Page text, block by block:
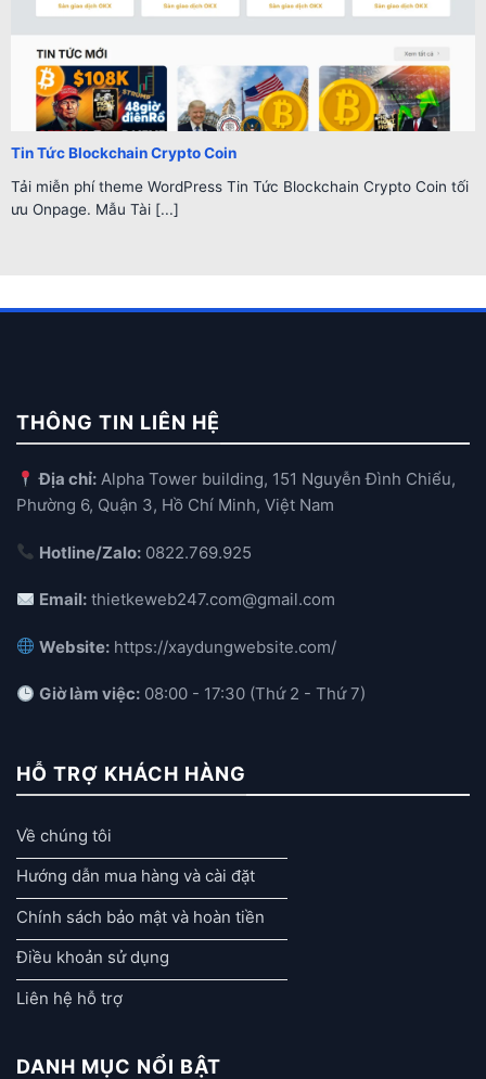
Tin Tức Blockchain Crypto Coin
Tải miễn phí theme WordPress Tin Tức Blockchain Crypto Coin tối
ưu Onpage. Mẫu Tài [...]
THÔNG TIN LIÊN HỆ
Địa chỉ: Alpha Tower building, 151 Nguyễn Đình Chiểu,
Phường 6, Quận 3, Hồ Chí Minh, Việt Nam
Hotline/Zalo: 0822.769.925
Email: thietkeweb247.com@gmail.com
Website: https://xaydungwebsite.com/
Giờ làm việc: 08:00 - 17:30 (Thứ 2 - Thứ 7)
HỖ TRỢ KHÁCH HÀNG
Về chúng tôi
Hướng dẫn mua hàng và cài đặt
Chính sách bảo mật và hoàn tiền
Điều khoản sử dụng
Liên hệ hỗ trợ
DANH MỤC NỔI BẬT